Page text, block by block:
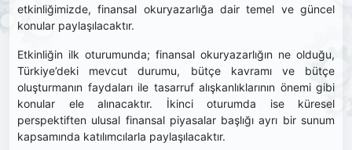
etkinliğimizde, finansal okuryazarlığa dair temel ve güncel
konular paylaşılacaktır.
Etkinliğin ilk oturumunda; finansal okuryazarlığın ne olduğu,
Türkiye’deki mevcut durumu, bütçe kavramı ve bütçe
oluşturmanın faydaları ile tasarruf alışkanlıklarının önemi gibi
konular ele alınacaktır. İkinci oturumda ise küresel
perspektiften ulusal finansal piyasalar başlığı ayrı bir sunum
kapsamında katılımcılarla paylaşılacaktır.